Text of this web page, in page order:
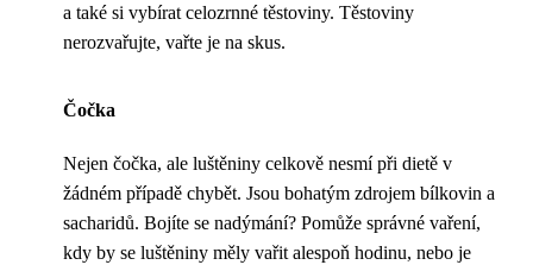
a také si vybírat celozrnné těstoviny. Těstoviny
nerozvařujte, vařte je na skus.
Čočka
Nejen čočka, ale luštěniny celkově nesmí při dietě v
žádném případě chybět. Jsou bohatým zdrojem bílkovin a
sacharidů. Bojíte se nadýmání? Pomůže správné vaření,
kdy by se luštěniny měly vařit alespoň hodinu, nebo je